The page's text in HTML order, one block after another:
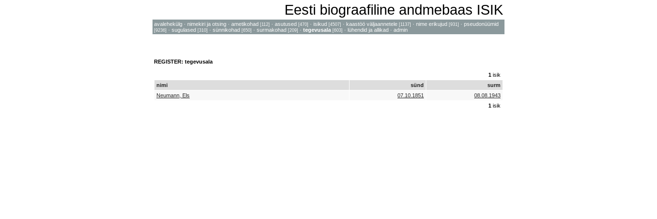
Eesti biograafiline andmebaas ISIK
avalehekülg · nimekiri ja otsing · ametikohad [112] · asutused [470] · isikud [4507] · kaastöö väljaannetele [1137] · nime erikujud [931] · pseudonüümid
[9236] · sugulased [310] · sünnikohad [650] · surmakohad [209] · tegevusala [603] · lühendid ja allikad · admin
REGISTER: tegevusala
1 isik
nimi
sünd
surm
Neumann, Els
07.10.1851
08.08.1943
1 isik